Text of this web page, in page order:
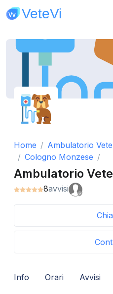
Home Ambulatorio
Cologno Monzese
Ambulatorio
8avvisi
Info Orari Avvisi